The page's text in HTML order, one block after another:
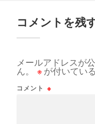
コメントを残
メールアドレスが
ん。
※ が付いてい
コメント ※